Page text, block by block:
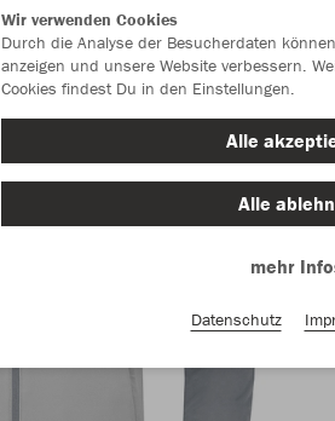
Wir verwenden Cookies
Durch die Analyse der Besucherdaten
anzeigen und unsere Website verbessern.
Cookies findest Du in den Einstellungen.
Alle
Alle
mehr
Datenschutz